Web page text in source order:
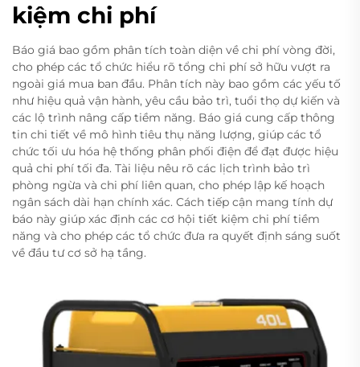
kiệm chi phí
Báo giá bao gồm phân tích toàn diện về chi phí vòng đời,
cho phép các tổ chức hiểu rõ tổng chi phí sở hữu vượt ra
ngoài giá mua ban đầu. Phân tích này bao gồm các yếu tố
như hiệu quả vận hành, yêu cầu bảo trì, tuổi thọ dự kiến và
các lộ trình nâng cấp tiềm năng. Báo giá cung cấp thông
tin chi tiết về mô hình tiêu thụ năng lượng, giúp các tổ
chức tối ưu hóa hệ thống phân phối điện để đạt được hiệu
quả chi phí tối đa. Tài liệu nêu rõ các lịch trình bảo trì
phòng ngừa và chi phí liên quan, cho phép lập kế hoạch
ngân sách dài hạn chính xác. Cách tiếp cận mang tính dự
báo này giúp xác định các cơ hội tiết kiệm chi phí tiềm
năng và cho phép các tổ chức đưa ra quyết định sáng suốt
về đầu tư cơ sở hạ tầng.